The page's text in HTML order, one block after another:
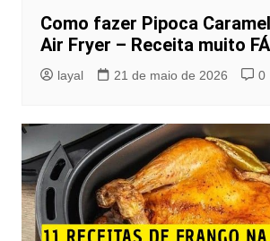
Como fazer Pipoca
Air Fryer – Receita muito
layal 21 de maio de 2026 0